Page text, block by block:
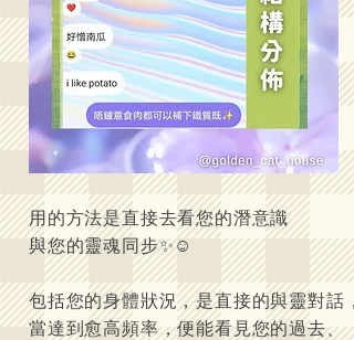
用的方法是直接去看您的潛意識
與您的靈魂同步✨☺️
包括您的身體狀況，是直接的與靈對話，
當達到愈高頻率，便能看見您的過去、